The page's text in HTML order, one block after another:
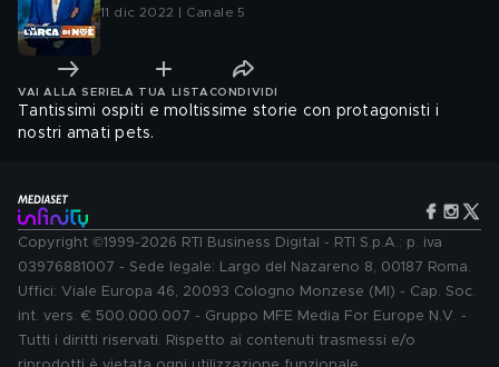
11 dic 2022 | Canale 5
VAI ALLA SERIE LA TUA LISTA CONDIVIDI
Tantissimi ospiti e moltissime storie con protagonisti i
nostri amati pets.
Copyright ©1999-2026 RTI Business Digital - RTI S.p.A.: p. iva
03976881007 - Sede legale: Largo del Nazareno 8, 00187 Roma.
Uffici: Viale Europa 46, 20093 Cologno Monzese (MI) - Cap. Soc.
int. vers. € 500.000.007 - Gruppo MFE Media For Europe N.V. -
Tutti i diritti riservati. Rispetto ai contenuti trasmessi e/o